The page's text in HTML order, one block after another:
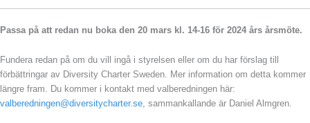
Passa på att redan nu boka den 20 mars kl. 14-16 för 2024 års årsmöte.
Fundera redan på om du vill ingå i styrelsen eller om du har förslag till
förbättringar av Diversity Charter Sweden. Mer information om detta kommer
längre fram. Du kommer i kontakt med valberedningen här:
valberedningen@diversitycharter.se, sammankallande är Daniel Almgren.